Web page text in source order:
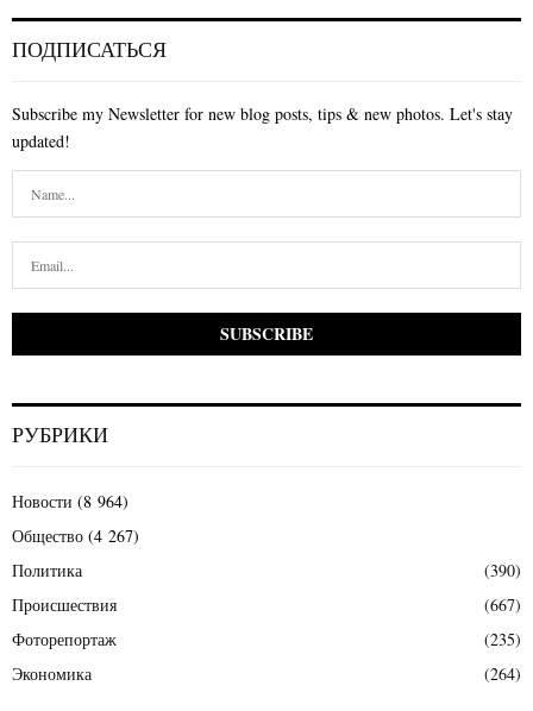
ПОДПИСАТЬСЯ
Subscribe my Newsletter for new blog posts, tips & new photos. Let's stay
updated!
РУБРИКИ
Новости (8 964)
Общество (4 267)
Политика
(390)
Происшествия
(667)
Фоторепортаж
(235)
Экономика
(264)